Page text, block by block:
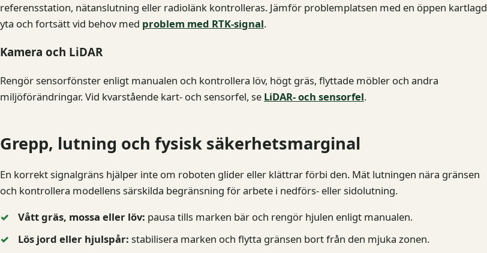
referensstation, nätanslutning eller radiolänk kontrolleras. Jämför problemplatsen med en öppen kartlagd
yta och fortsätt vid behov med problem med RTK-signal.
Kamera och LiDAR
Rengör sensorfönster enligt manualen och kontrollera löv, högt gräs, flyttade möbler och andra
miljöförändringar. Vid kvarstående kart- och sensorfel, se LiDAR- och sensorfel.
Grepp, lutning och fysisk säkerhetsmarginal
En korrekt signalgräns hjälper inte om roboten glider eller klättrar förbi den. Mät lutningen nära gränsen
och kontrollera modellens särskilda begränsning för arbete i nedförs- eller sidolutning.
Vått gräs, mossa eller löv: pausa tills marken bär och rengör hjulen enligt manualen.
Lös jord eller hjulspår: stabilisera marken och flytta gränsen bort från den mjuka zonen.